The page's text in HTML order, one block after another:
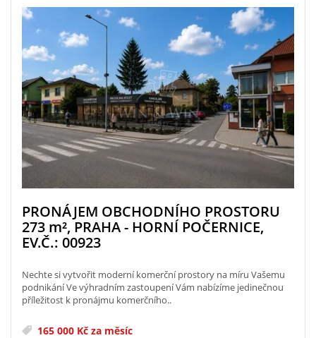
PRONÁJEM OBCHODNÍHO PROSTORU
273 m², PRAHA - HORNÍ POČERNICE,
EV.Č.: 00923
Nechte si vytvořit moderní komerční prostory na míru Vašemu
podnikání Ve výhradním zastoupení Vám nabízíme jedinečnou
příležitost k pronájmu komerčního..
165 000 Kč za měsíc